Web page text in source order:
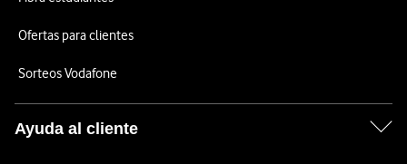
Ofertas para clientes
Sorteos Vodafone
Ayuda al cliente